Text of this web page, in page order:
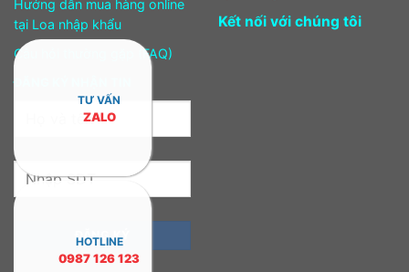
Hướng dẫn mua hàng online
tại Loa nhập khẩu
Câu hỏi thường gặp (FAQ)
Kết nối với chúng tôi
TƯ VẤN
ZALO
HOTLINE
0987 126 123